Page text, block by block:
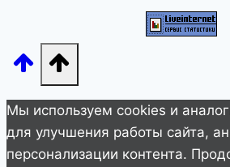
Мы используем cookies и
для улучшения работы сайта,
персонализации контента.